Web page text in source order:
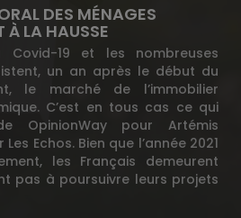
DES MÉNAGES
À LA HAUSSE
19 et les nombreuses
un an après le début du
le marché de l’immobilier
C’est en tous cas ce qui
OpinionWay pour Artémis
Echos. Bien que l’année 2021
les Français demeurent
pas à poursuivre leurs projets